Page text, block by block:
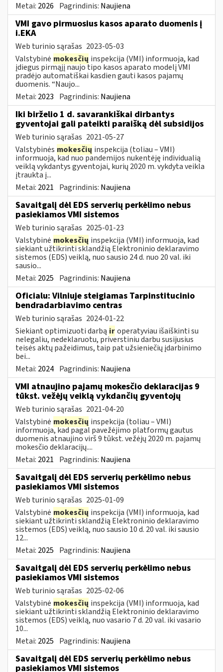
Metai: 2026 Pagrindinis: Naujiena
VMI gavo pirmuosius kasos aparato duomenis į
i.EKA
Web turinio sąrašas 2023-05-03
Valstybinė mokesčių inspekcija (VMI) informuoja, kad
įdiegus pirmąjį naujo tipo kasos aparato modelį VMI
pradėjo automatiškai kasdien gauti kasos pajamų
duomenis. “Naujo...
Metai: 2023 Pagrindinis: Naujiena
Iki birželio 1 d. savarankiškai dirbantys
gyventojai gali pateikti paraišką dėl subsidijos
Web turinio sąrašas 2021-05-27
Valstybinės mokesčių inspekcija (toliau – VMI)
informuoja, kad nuo pandemijos nukentėję individualią
veiklą vykdantys gyventojai, kurių 2020 m. vykdyta veikla
įtraukta į...
Metai: 2021 Pagrindinis: Naujiena
Savaitgalį dėl EDS serverių perkėlimo nebus
pasiekiamos VMI sistemos
Web turinio sąrašas 2025-01-23
Valstybinė mokesčių inspekcija (VMI) informuoja, kad
siekiant užtikrinti sklandžią Elektroninio deklaravimo
sistemos (EDS) veiklą, nuo sausio 24 d. nuo 20 val. iki
sausio...
Metai: 2025 Pagrindinis: Naujiena
Oficialu: Vilniuje steigiamas Tarpinstitucinio
bendradarbiavimo centras
Web turinio sąrašas 2024-01-22
Siekiant optimizuoti darbą iroperatyviau išaiškinti su
nelegaliu, nedeklaruotu, priverstiniu darbu susijusius
teisės aktų pažeidimus, taip pat užsieniečių įdarbinimo
bei...
Metai: 2024 Pagrindinis: Naujiena
VMI atnaujino pajamų mokesčio deklaracijas 9
tūkst. vežėjų veiklą vykdančių gyventojų
Web turinio sąrašas 2021-04-20
Valstybinė mokesčių inspekcija (toliau – VMI)
informuoja, kad pagal pavežėjimo platformų gautus
duomenis atnaujino virš 9 tūkst. vežėjų 2020 m. pajamų
mokesčio deklaracijų....
Metai: 2021 Pagrindinis: Naujiena
Savaitgalį dėl EDS serverių perkėlimo nebus
pasiekiamos VMI sistemos
Web turinio sąrašas 2025-01-09
Valstybinė mokesčių inspekcija (VMI) informuoja, kad
siekiant užtikrinti sklandžią Elektroninio deklaravimo
sistemos (EDS) veiklą, nuo sausio 10 d. 20 val. iki sausio
12...
Metai: 2025 Pagrindinis: Naujiena
Savaitgalį dėl EDS serverių perkėlimo nebus
pasiekiamos VMI sistemos
Web turinio sąrašas 2025-02-06
Valstybinė mokesčių inspekcija (VMI) informuoja, kad
siekiant užtikrinti sklandžią Elektroninio deklaravimo
sistemos (EDS) veiklą, nuo vasario 7 d. 20 val. iki vasario
10...
Metai: 2025 Pagrindinis: Naujiena
Savaitgalį dėl EDS serverių perkėlimo nebus
pasiekiamos VMI sistemos